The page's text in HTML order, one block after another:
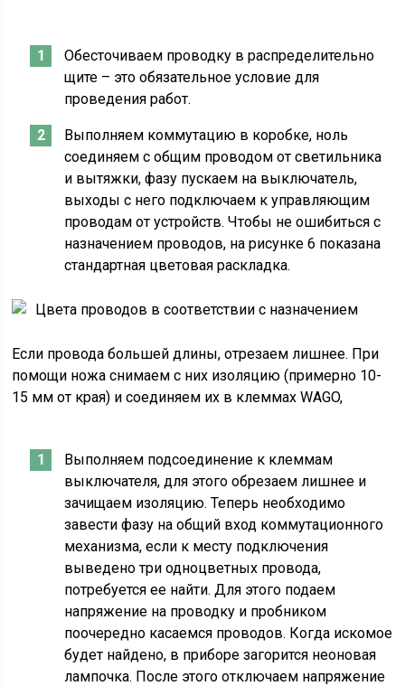
Обесточиваем проводку в распределительно
щите – это обязательное условие для
проведения работ.
Выполняем коммутацию в коробке, ноль
соединяем с общим проводом от светильника
и вытяжки, фазу пускаем на выключатель,
выходы с него подключаем к управляющим
проводам от устройств. Чтобы не ошибиться с
назначением проводов, на рисунке 6 показана
стандартная цветовая раскладка.
Цвета проводов в соответствии с назначением
Если провода большей длины, отрезаем лишнее. При
помощи ножа снимаем с них изоляцию (примерно 10-
15 мм от края) и соединяем их в клеммах WAGO,
Выполняем подсоединение к клеммам
выключателя, для этого обрезаем лишнее и
зачищаем изоляцию. Теперь необходимо
завести фазу на общий вход коммутационного
механизма, если к месту подключения
выведено три одноцветных провода,
потребуется ее найти. Для этого подаем
напряжение на проводку и пробником
поочередно касаемся проводов. Когда искомое
будет найдено, в приборе загорится неоновая
лампочка. После этого отключаем напряжение